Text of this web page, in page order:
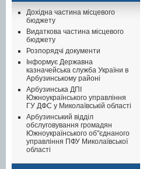
Дохідна частина місцевого
бюджету
Видаткова частина місцевого
бюджету
Розпорядчі документи
Інформує Державна
казначейська служба України в
Арбузинському районі
Арбузинська ДПІ
Южноукраїнського управління
ГУ ДФС у Миколаївській області
Арбузинський відділ
обслуговування громадян
Южноукраїнського об"єднаного
управління ПФУ Миколаївської
області